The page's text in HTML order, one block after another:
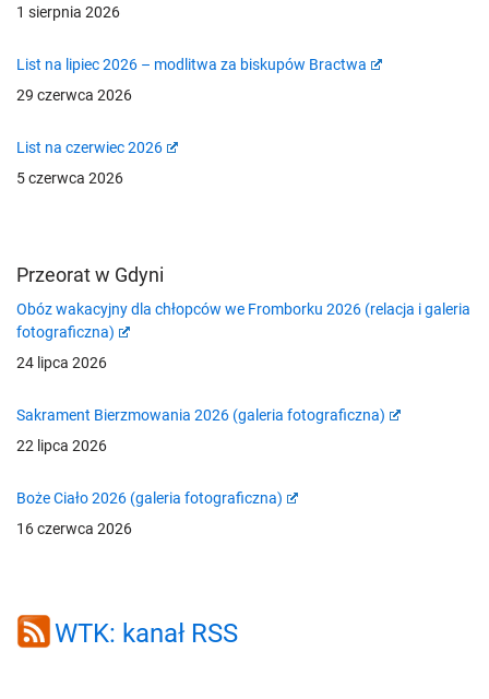
1 sierpnia 2026
List na lipiec 2026 – modlitwa za biskupów Bractwa
29 czerwca 2026
List na czerwiec 2026
5 czerwca 2026
Przeorat w Gdyni
Obóz wakacyjny dla chłopców we Fromborku 2026 (relacja i galeria
fotograficzna)
24 lipca 2026
Sakrament Bierzmowania 2026 (galeria fotograficzna)
22 lipca 2026
Boże Ciało 2026 (galeria fotograficzna)
16 czerwca 2026
WTK: kanał RSS